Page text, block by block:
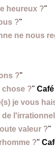
heureux ?"
?"
ne nous
?"
chose ?"
je vous
de
valeur ?"
?"